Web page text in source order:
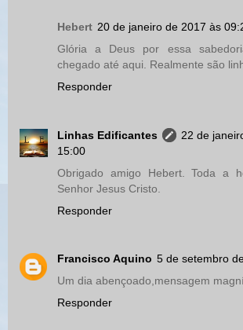
Hebert 20 de janeiro de 2017 às
Glória a Deus por essa
chegado até aqui. Realmente são
Responder
Linhas Edificantes
22 de
15:00
Obrigado amigo Hebert. Toda a
Senhor Jesus Cristo.
Responder
Francisco Aquino 5 de setembro
Um dia abençoado,mensagem
Responder